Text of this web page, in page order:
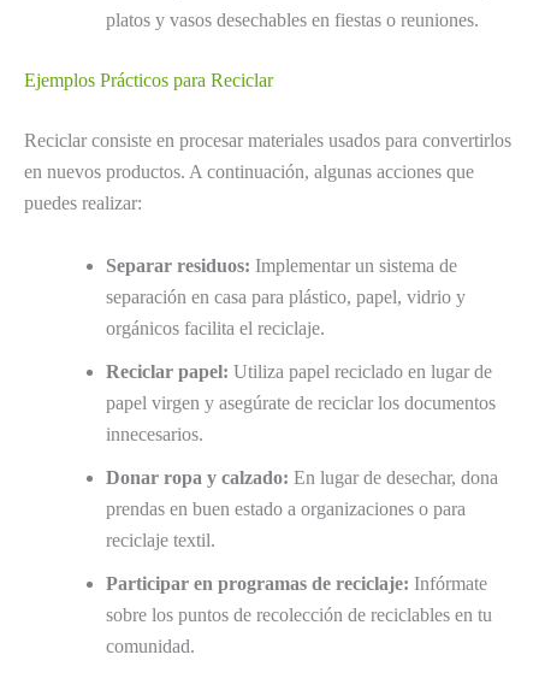
platos y vasos desechables en fiestas o reuniones.
Ejemplos Prácticos para Reciclar
Reciclar consiste en procesar materiales usados para convertirlos
en nuevos productos. A continuación, algunas acciones que
puedes realizar:
Separar residuos: Implementar un sistema de
separación en casa para plástico, papel, vidrio y
orgánicos facilita el reciclaje.
Reciclar papel: Utiliza papel reciclado en lugar de
papel virgen y asegúrate de reciclar los documentos
innecesarios.
Donar ropa y calzado: En lugar de desechar, dona
prendas en buen estado a organizaciones o para
reciclaje textil.
Participar en programas de reciclaje: Infórmate
sobre los puntos de recolección de reciclables en tu
comunidad.